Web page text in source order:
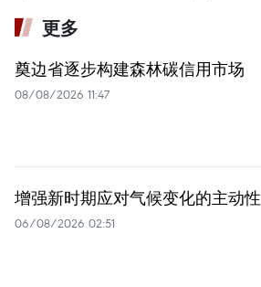
更多
奠边省逐步构建森林碳信用市场
08/08/2026 11:47
增强新时期应对气候变化的主动性
06/08/2026 02:51